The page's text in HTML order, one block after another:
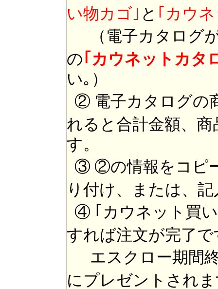
い物カゴ｣ と ｢カウ
（電子カタログ
の｢カウネットカタ
い｡）
② 電子カタログの
れると合計金額、
す。
③ ②の情報をコピ
り付け、または、
④ ｢カウネット買
すれば注文が完了で
エスクロー期間
にプレゼントされ